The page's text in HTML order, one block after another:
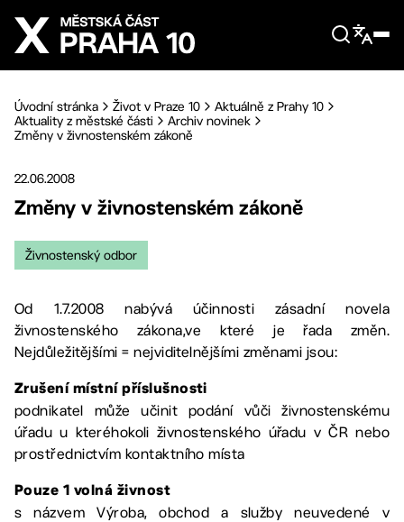
Přejít na hlavní obsah
Úvodní stránka Život v Praze 10
Aktuálně z Prahy 10
Aktuality z městské části
Archiv novinek
Změny v živnostenském zákoně
22.06.2008
Změny v živnostenském zákoně
Živnostenský odbor
Od 1.7.2008 nabývá účinnosti zásadní novela
živnostenského zákona,ve které je řada změn.
Nejdůležitějšími = nejviditelnějšími změnami jsou:
Zrušení místní příslušnosti
podnikatel může učinit podání vůči živnostenskému
úřadu u kteréhokoli živnostenského úřadu v ČR nebo
prostřednictvím kontaktního místa
Pouze 1 volná živnost
s názvem Výroba, obchod a služby neuvedené v